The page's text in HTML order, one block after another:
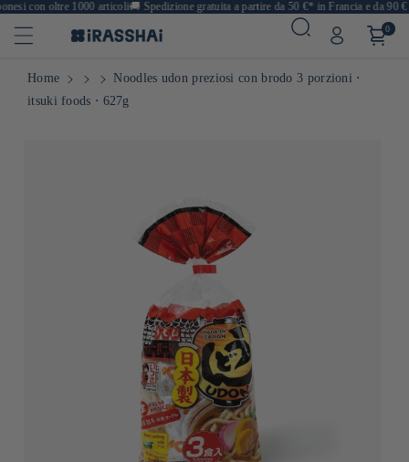
con oltre 1000 articoli🚚Spedizione gratuita a partire da 50 €* in Francia e da 90 €
0
Home
Noodles udon preziosi con brodo 3 porzioni ⋅
itsuki foods ⋅ 627g